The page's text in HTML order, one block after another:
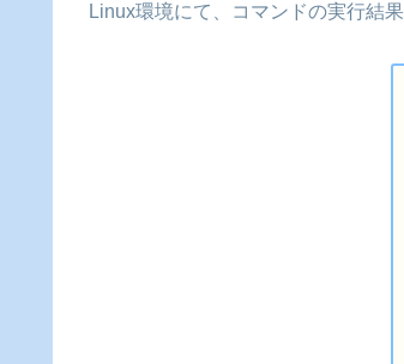
Linux環境にて、コマンドの実行結